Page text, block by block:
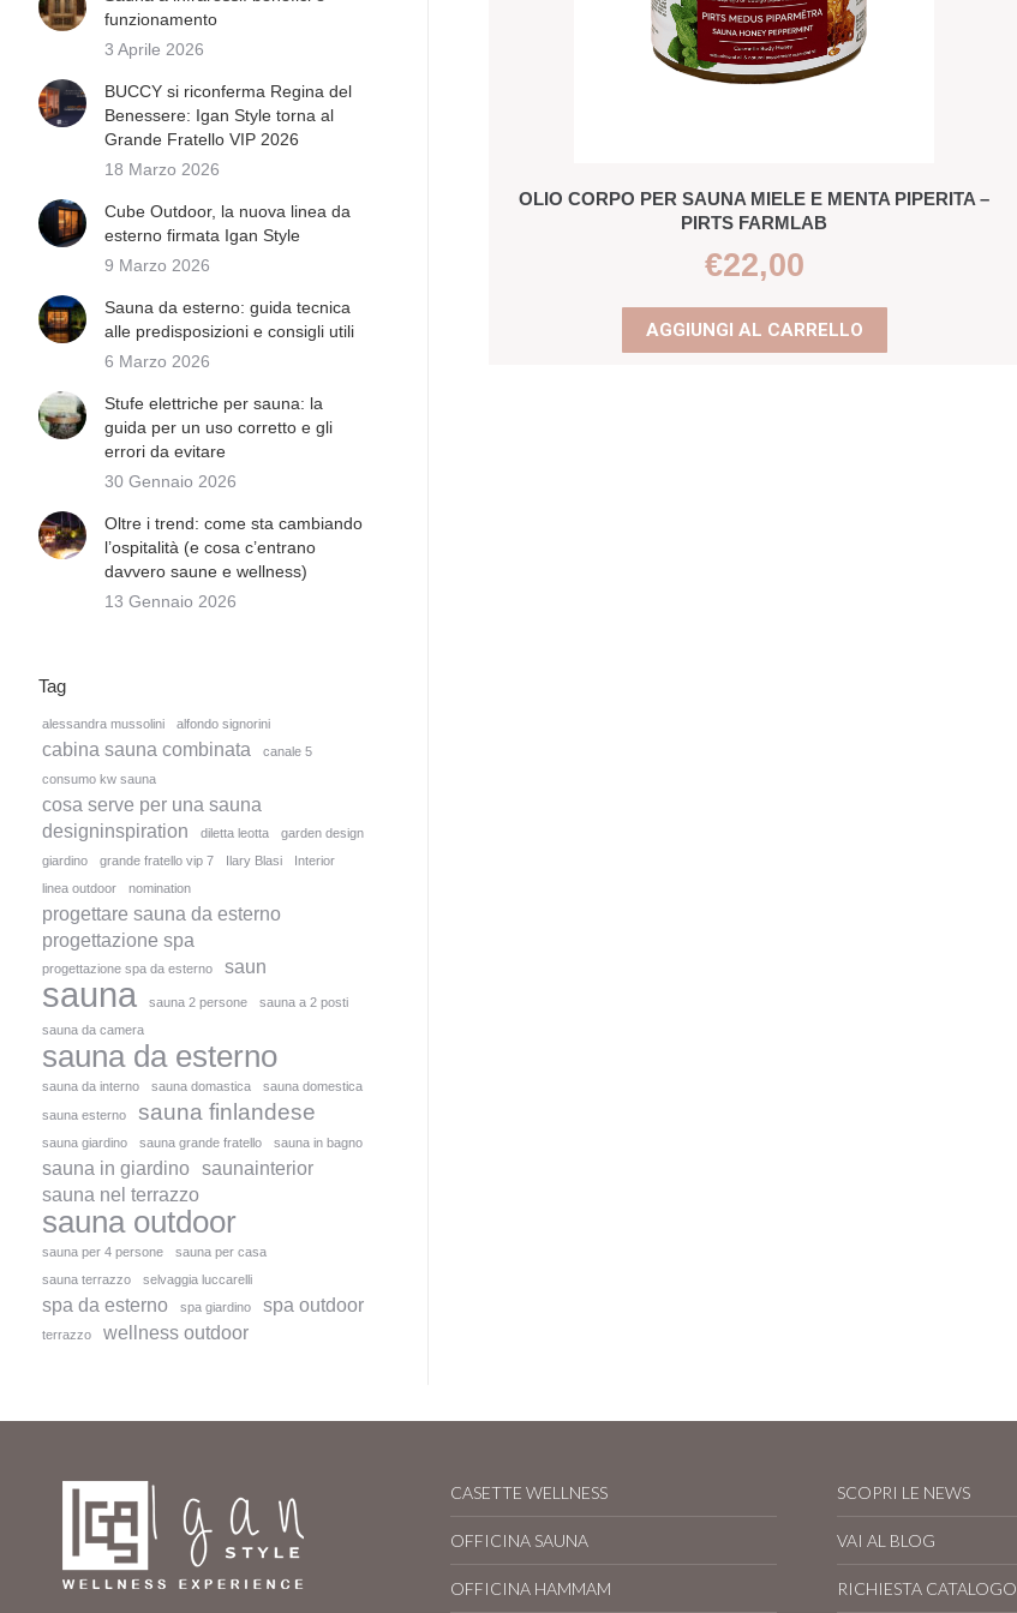
OLIO CORPO PER SAUNA MIELE E MENTA PIPERITA –
PIRTS FARMLAB
€22,00
AGGIUNGI AL CARRELLO
funzionamento
3 Aprile 2026
BUCCY si riconferma Regina del
Benessere: Igan Style torna al
Grande Fratello VIP 2026
18 Marzo 2026
Cube Outdoor, la nuova linea da
esterno firmata Igan Style
9 Marzo 2026
Sauna da esterno: guida tecnica
alle predisposizioni e consigli utili
6 Marzo 2026
Stufe elettriche per sauna: la
guida per un uso corretto e gli
errori da evitare
30 Gennaio 2026
Oltre i trend: come sta cambiando
l’ospitalità (e cosa c’entrano
davvero saune e wellness)
13 Gennaio 2026
Tag
alessandra mussolini alfondo signorini
cabina sauna combinata
canale 5
consumo kw sauna
cosa serve per una sauna
designinspiration
diletta leotta
garden design
giardino
grande fratello vip 7 Ilary Blasi
Interior
linea outdoor
nomination
progettare sauna da esterno
progettazione spa
progettazione spa da esterno saun
sauna sauna 2 persone
sauna a 2 posti
sauna da camera
sauna da esterno
sauna da interno sauna domastica
sauna domestica
sauna esterno
sauna finlandese
sauna giardino sauna grande fratello sauna in bagno
sauna in giardino saunainterior
sauna nel terrazzo
sauna outdoor
sauna per 4 persone
sauna per casa
sauna terrazzo
selvaggia luccarelli
spa da esterno spa giardino spa outdoor
terrazzo wellness outdoor
CASETTE WELLNESS
OFFICINA SAUNA
OFFICINA HAMMAM
SCOPRI LE NEWS
VAI AL BLOG
RICHIESTA CATALOGO